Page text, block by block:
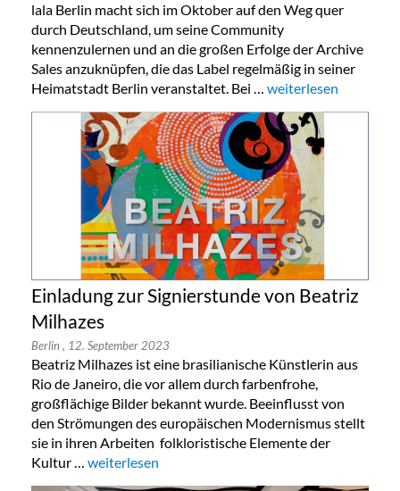
lala Berlin macht sich im Oktober auf den Weg quer
durch Deutschland, um seine Community
kennenzulernen und an die großen Erfolge der Archive
Sales anzuknüpfen, die das Label regelmäßig in seiner
Heimatstadt Berlin veranstaltet. Bei … „lala Berlin begibt
weiterlesen
Einladung zur Signierstunde von Beatriz
Milhazes
Berlin, 12. September 2023
Beatriz Milhazes ist eine brasilianische Künstlerin aus
Rio de Janeiro, die vor allem durch farbenfrohe,
großflächige Bilder bekannt wurde. Beeinflusst von
den Strömungen des europäischen Modernismus stellt
sie in ihren Arbeiten folkloristische Elemente der
Kultur … „Einladung zur Signierstunde von Beatriz Milhazes“
weiterlesen